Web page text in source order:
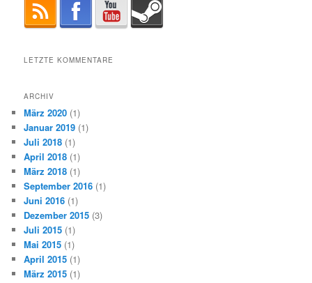
LETZTE KOMMENTARE
ARCHIV
März 2020 (1)
Januar 2019 (1)
Juli 2018 (1)
April 2018 (1)
März 2018 (1)
September 2016 (1)
Juni 2016 (1)
Dezember 2015 (3)
Juli 2015 (1)
Mai 2015 (1)
April 2015 (1)
März 2015 (1)